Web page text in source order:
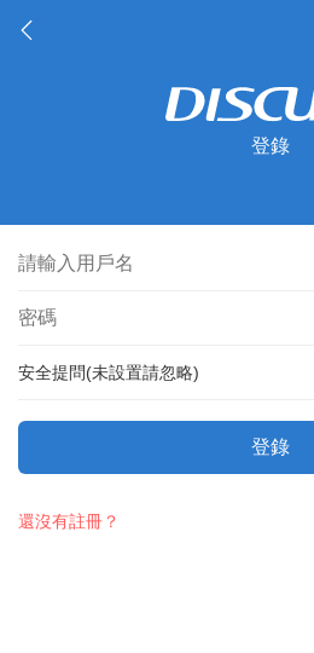
登錄
安全提問(未設置請忽略)
登錄
還沒有註冊？